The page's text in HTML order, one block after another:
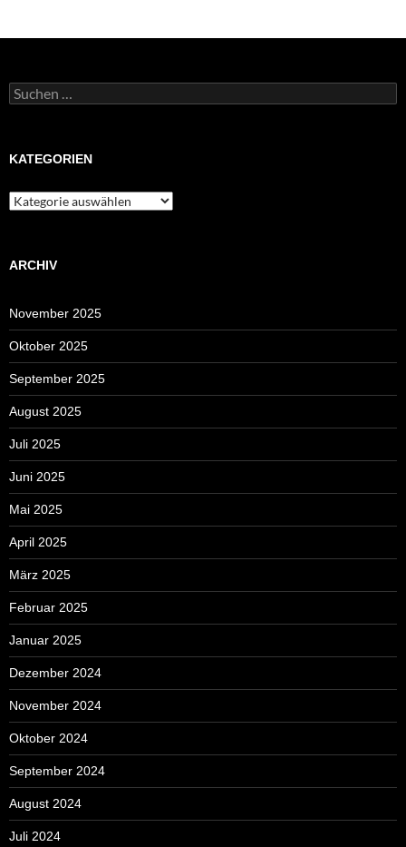
Suchen
nach:
KATEGORIEN
Kategorien
ARCHIV
November 2025
Oktober 2025
September 2025
August 2025
Juli 2025
Juni 2025
Mai 2025
April 2025
März 2025
Februar 2025
Januar 2025
Dezember 2024
November 2024
Oktober 2024
September 2024
August 2024
Juli 2024